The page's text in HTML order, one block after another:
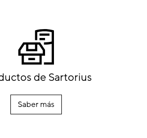
de Sartorius
Saber más